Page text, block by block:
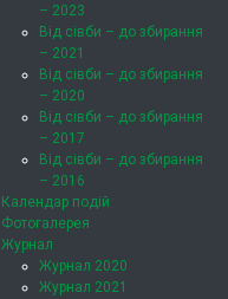
– 2023
Від сівби – до збирання
– 2021
Від сівби – до збирання
– 2020
Від сівби – до збирання
– 2017
Від сівби – до збирання
– 2016
Календар подій
Фотогалерея
Журнал
Журнал 2020
Журнал 2021